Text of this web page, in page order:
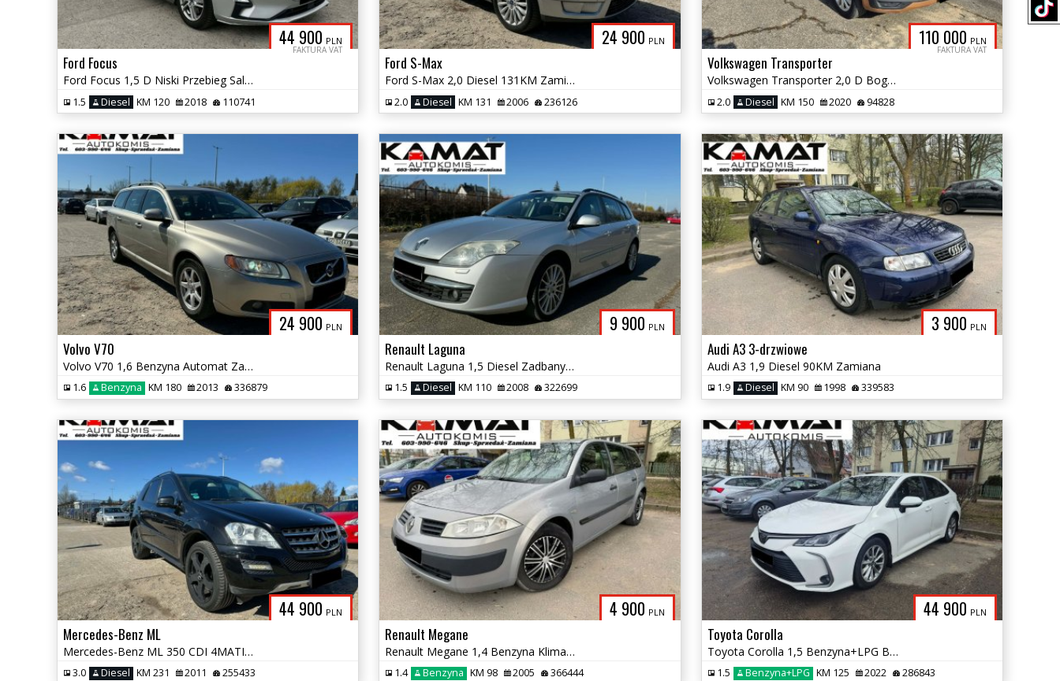
44 900 PLN
FAKTURA VAT
Ford Focus
Ford Focus 1,5 D Niski Przebieg Salon PL FV 23% Zamiana
1.5 Diesel KM 120 2018 110741
24 900 PLN
Ford S-Max
Ford S-Max 2,0 Diesel 131KM Zamiana
2.0 Diesel KM 131 2006 236126
110 000 PLN
FAKTURA VAT
Volkswagen Transporter
Volkswagen Transporter 2,0 D Bogate Wyposażenie Salon PL FV 23%
2.0 Diesel KM 150 2020 94828
24 900 PLN
Volvo V70
Volvo V70 1,6 Benzyna Automat Zamiana
1.6 Benzyna KM 180 2013 336879
9 900 PLN
Renault Laguna
Renault Laguna 1,5 Diesel Zadbany Zamiana
1.5 Diesel KM 110 2008 322699
3 900 PLN
Audi A3 3-drzwiowe
Audi A3 1,9 Diesel 90KM Zamiana
1.9 Diesel KM 90 1998 339583
44 900 PLN
Mercedes-Benz ML
Mercedes-Benz ML 350 CDI 4MATIC Zamiana
3.0 Diesel KM 231 2011 255433
4 900 PLN
Renault Megane
Renault Megane 1,4 Benzyna Klimatyzacja Zamiana
1.4 Benzyna KM 98 2005 366444
44 900 PLN
Toyota Corolla
Toyota Corolla 1,5 Benzyna+LPG Bogate Wyposażenie Zamiana
1.5 Benzyna+LPG KM 125 2022 286843